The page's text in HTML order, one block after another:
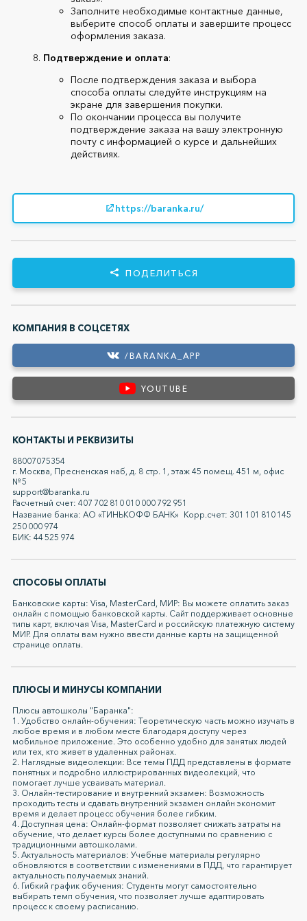
https://baranka.ru/
ПОДЕЛИТЬСЯ
КОМПАНИЯ В СОЦСЕТЯХ
/BARANKA_APP
YOUTUBE
КОНТАКТЫ И РЕКВИЗИТЫ
88007075354
г. Москва, Пресненская наб, д. 8 стр. 1, этаж 45 помещ. 451 м, офис
№ 5
support@baranka.ru
Расчетный счет: 407 702 810 010 000 792 951
Название банка: АО «ТИНЬКОФФ БАНК» Корр.счет: 301 101 810 145
250 000 974
БИК: 44 525 974
СПОСОБЫ ОПЛАТЫ
Банковские карты: Visa, MasterCard, МИР: Вы можете оплатить заказ
онлайн с помощью банковской карты. Сайт поддерживает основные
типы карт, включая Visa, MasterCard и российскую платежную систему
МИР. Для оплаты вам нужно ввести данные карты на защищенной
странице оплаты.
ПЛЮСЫ И МИНУСЫ КОМПАНИИ
Плюсы автошколы "Баранка":
1. Удобство онлайн-обучения: Теоретическую часть можно изучать в
любое время и в любом месте благодаря доступу через
мобильное приложение. Это особенно удобно для занятых людей
или тех, кто живет в удаленных районах.
2. Наглядные видеолекции: Все темы ПДД представлены в формате
понятных и подробно иллюстрированных видеолекций, что
помогает лучше усваивать материал.
3. Онлайн-тестирование и внутренний экзамен: Возможность
проходить тесты и сдавать внутренний экзамен онлайн экономит
время и делает процесс обучения более гибким.
4. Доступная цена: Онлайн-формат позволяет снижать затраты на
обучение, что делает курсы более доступными по сравнению с
традиционными автошколами.
5. Актуальность материалов: Учебные материалы регулярно
обновляются в соответствии с изменениями в ПДД, что гарантирует
актуальность получаемых знаний.
6. Гибкий график обучения: Студенты могут самостоятельно
выбирать темп обучения, что позволяет лучше адаптировать
процесс к своему расписанию.
Заполните необходимые контактные данные,
выберите способ оплаты и завершите процесс
оформления заказа.
Подтверждение и оплата:
После подтверждения заказа и выбора
способа оплаты следуйте инструкциям на
экране для завершения покупки.
По окончании процесса вы получите
подтверждение заказа на вашу электронную
почту с информацией о курсе и дальнейших
действиях.